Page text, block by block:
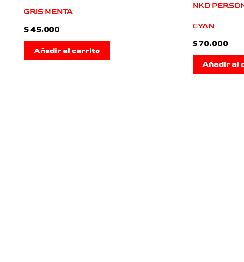
GRIS MENTA
$45.000
Añadir al carrito
NKD
CYAN
$70.000
Añadir al